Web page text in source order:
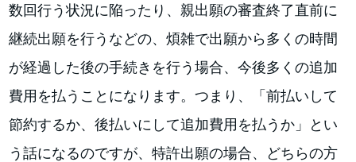
数回行う状況に陥ったり、親出願の審査終了直前に
継続出願を行うなどの、煩雑で出願から多くの時間
が経過した後の手続きを行う場合、今後多くの追加
費用を払うことになります。つまり、「前払いして
節約するか、後払いにして追加費用を払うか」とい
う話になるのですが、特許出願の場合、どちらの方